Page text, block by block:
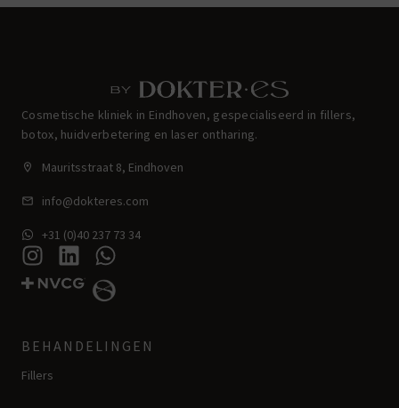
Cosmetische kliniek in Eindhoven, gespecialiseerd in fillers,
botox, huidverbetering en laser ontharing.
Mauritsstraat 8, Eindhoven
info@dokteres.com
+31 (0)40 237 73 34
BEHANDELINGEN
Fillers